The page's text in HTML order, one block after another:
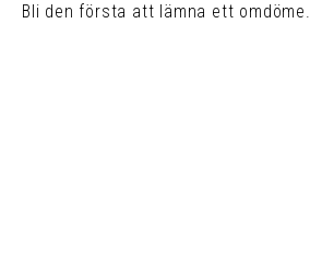
Bli den första att lämna ett omdöme.